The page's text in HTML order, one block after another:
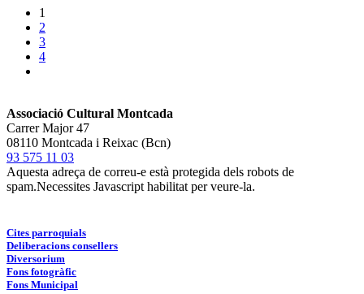
1
2
3
4
Associació Cultural Montcada
Carrer Major 47
08110 Montcada i Reixac (Bcn)
93 575 11 03
Aquesta adreça de correu-e està protegida dels robots de
spam.Necessites Javascript habilitat per veure-la.
Cites parroquials
Deliberacions consellers
Diversorium
Fons fotogràfic
Fons Municipal